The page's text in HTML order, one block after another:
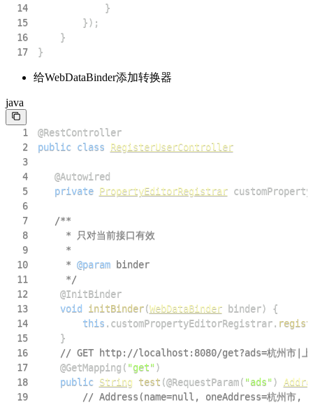
14
}
15
}) ;
16
}
17
}
给WebDataBinder添加转换器
java
1
@RestController
2
public class
RegisterUserController
3
4
@Autowired
5
private PropertyEditorRegistrar
6
7
8
9
10
     *
@param
binder
11
     */
12
@InitBinder
13
void initBinder(WebDataBinder binder)
{
14
this . customPropertyEditorRegistrar.
15
}
16
// GET http://localhost:8080/get?ads=杭州市|上
17
@GetMapping ( "get")
18
public String test (@RequestParam( "ads")
19
// Address(name=null, oneAddress=杭州市,